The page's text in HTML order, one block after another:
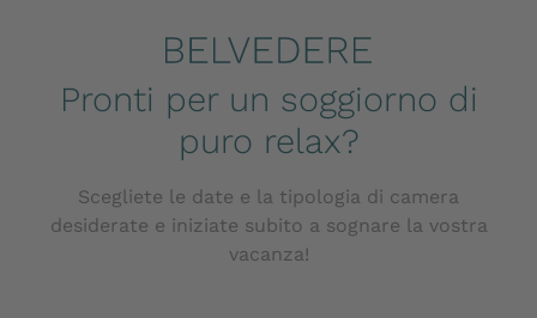
Pronti per un soggiorno di
puro relax?
Scegliete le date e la tipologia di camera
desiderate e iniziate subito a sognare la vostra
vacanza!